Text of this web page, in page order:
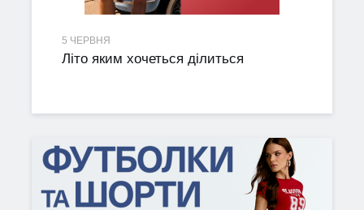
5 ЧЕРВНЯ
Літо яким хочеться ділиться